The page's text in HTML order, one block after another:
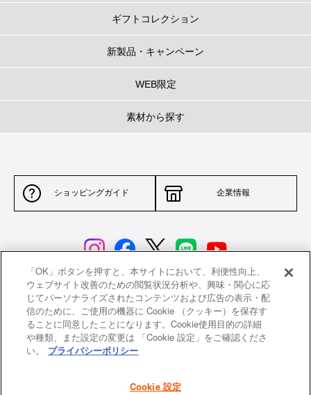
ギフトコレクション
新製品・キャンペーン
WEB限定
素材から探す
ショッピングガイド 企業情報
サイトポリシー 特定商取引法に基づく表示
並行輸入品について 個人情報保護方針
返品について
「OK」ボタンを押すと、本サイトにおいて、利便性向上、
ウェブサイト改善のための閲覧状況分析や、興味・関心に応
じてパーソナライズされたコンテンツおよび広告の表示・配
信のために、ご使用の機器に Cookie （クッキー）を保存す
ることに同意したことになります。Cookie使用目的の詳細
や種類、また設定の変更は 「Cookie 設定」をご確認くださ
い。
プライバシーポリシー
Cookie 設定